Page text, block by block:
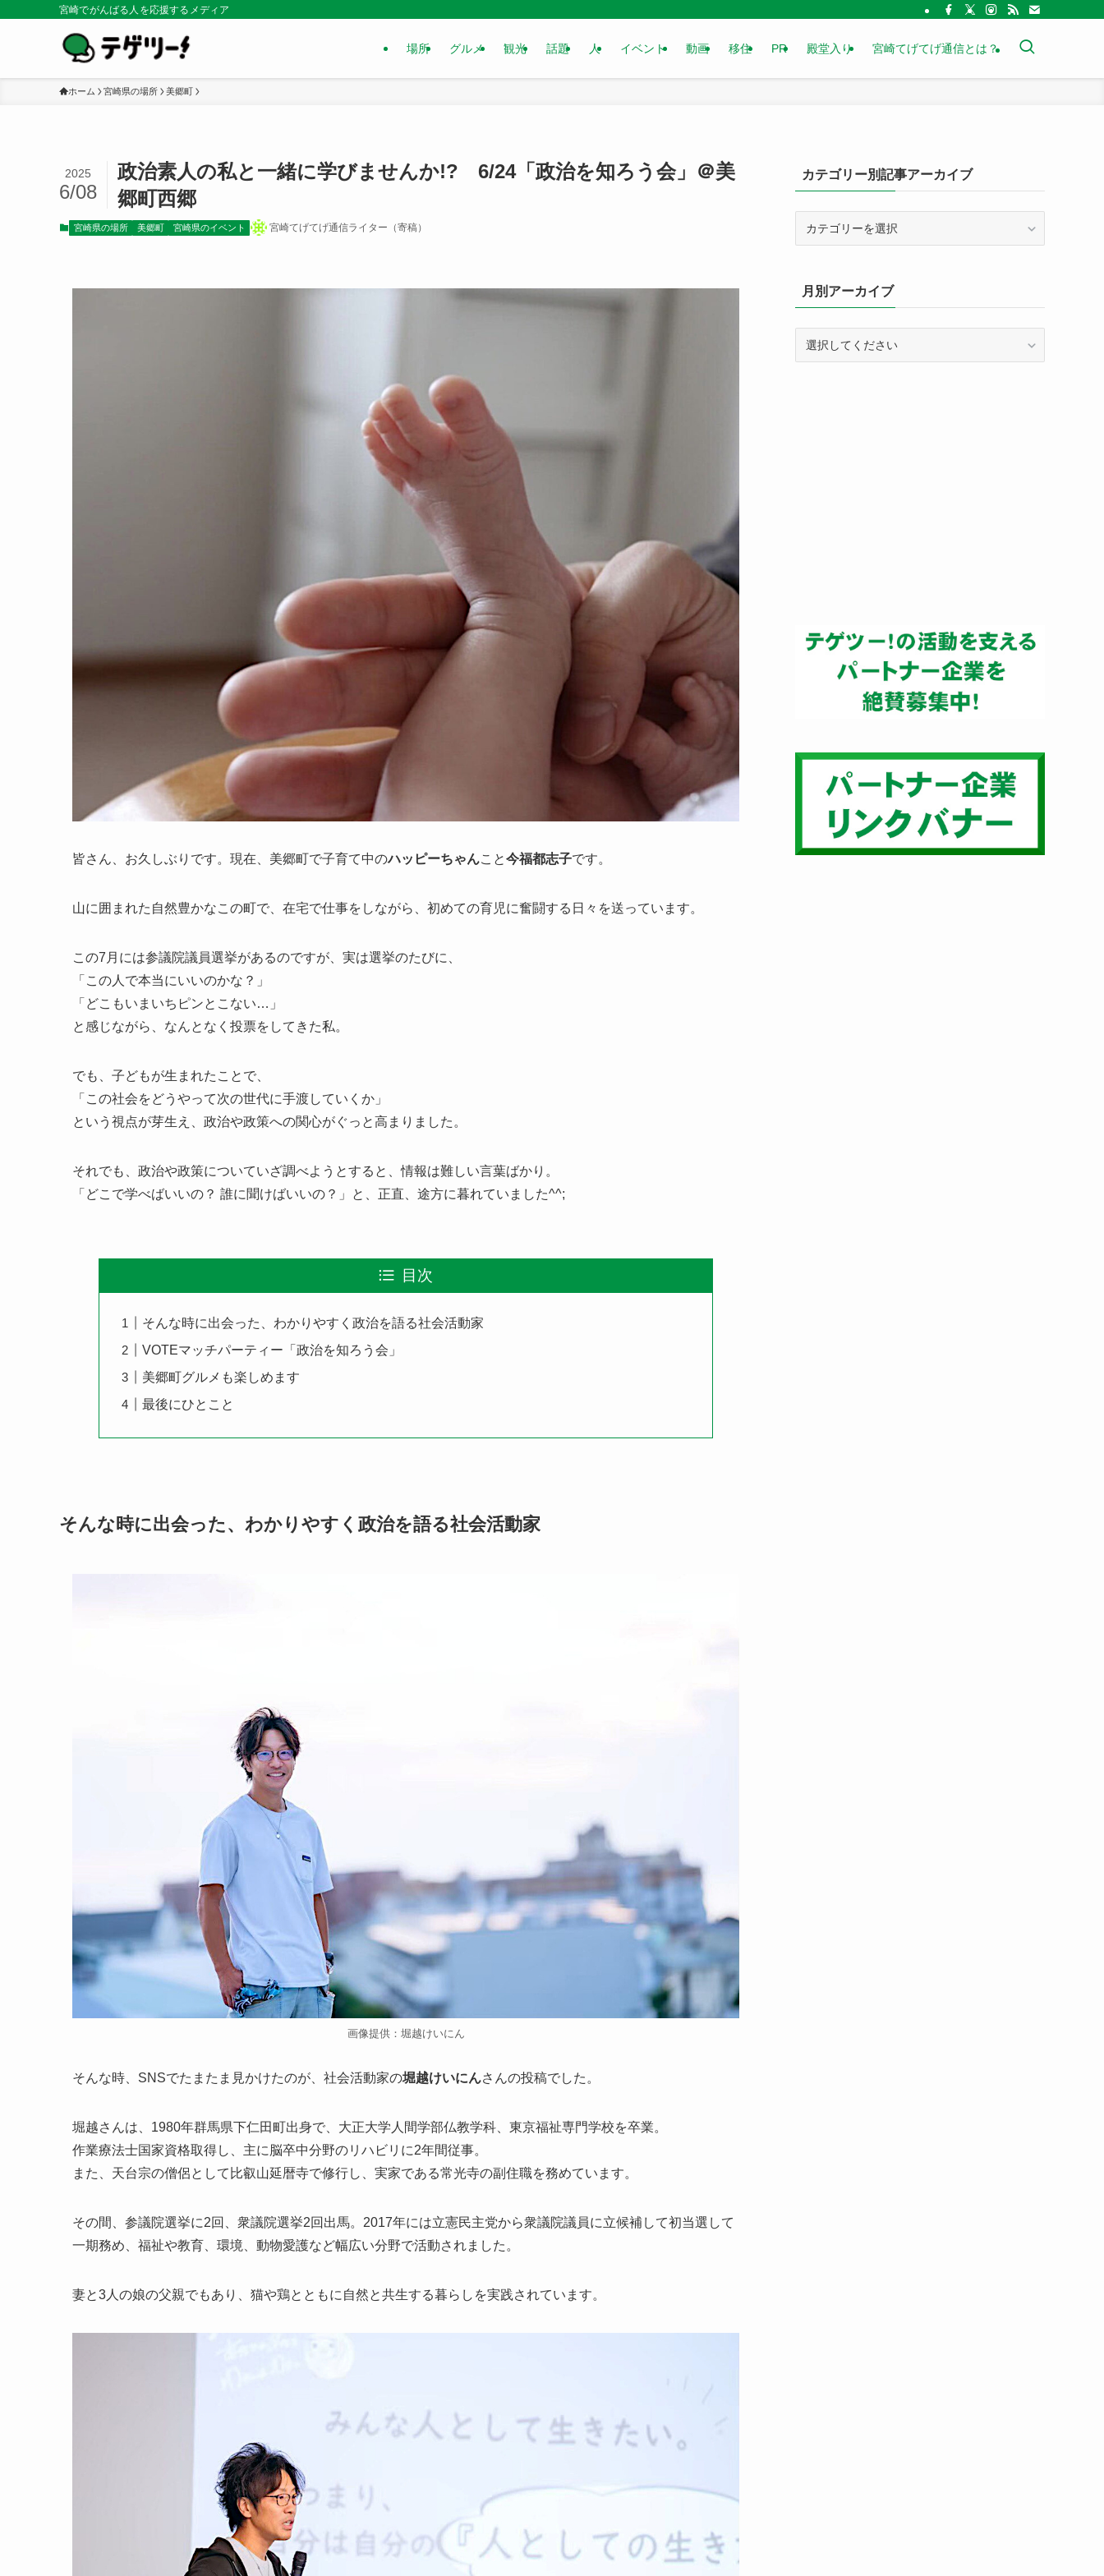
宮崎でがんばる人を応援するメディア
場所 グルメ 観光 話題 人 イベント 動画 移住 PR 殿堂入り 宮崎てげてげ通信とは？
ホーム 宮崎県の場所 美郷町
政治素人の私と一緒に学びませんか!? 6/24「政治を知ろう会」＠美
郷町西郷
2025
6/08
宮崎県の場所 美郷町 宮崎県のイベント 宮崎てげてげ通信ライター（寄稿）
皆さん、お久しぶりです。現在、美郷町で子育て中のハッピーちゃんこと今福都志子です。
山に囲まれた自然豊かなこの町で、在宅で仕事をしながら、初めての育児に奮闘する日々を送っています。
この7月には参議院議員選挙があるのですが、実は選挙のたびに、
「この人で本当にいいのかな？」
「どこもいまいちピンとこない…」
と感じながら、なんとなく投票をしてきた私。
でも、子どもが生まれたことで、
「この社会をどうやって次の世代に手渡していくか」
という視点が芽生え、政治や政策への関心がぐっと高まりました。
それでも、政治や政策についていざ調べようとすると、情報は難しい言葉ばかり。
「どこで学べばいいの？ 誰に聞けばいいの？」と、正直、途方に暮れていました^^;
目次
そんな時に出会った、わかりやすく政治を語る社会活動家
VOTEマッチパーティー「政治を知ろう会」
美郷町グルメも楽しめます
最後にひとこと
そんな時に出会った、わかりやすく政治を語る社会活動家
画像提供：堀越けいにん
そんな時、SNSでたまたま見かけたのが、社会活動家の堀越けいにんさんの投稿でした。
堀越さんは、1980年群馬県下仁田町出身で、大正大学人間学部仏教学科、東京福祉専門学校を卒業。
作業療法士国家資格取得し、主に脳卒中分野のリハビリに2年間従事。
また、天台宗の僧侶として比叡山延暦寺で修行し、実家である常光寺の副住職を務めています。
その間、参議院選挙に2回、衆議院選挙2回出馬。2017年には立憲民主党から衆議院議員に立候補して初当選して
一期務め、福祉や教育、環境、動物愛護など幅広い分野で活動されました。
妻と3人の娘の父親でもあり、猫や鶏とともに自然と共生する暮らしを実践されています。
カテゴリー別記事アーカイブ
ー
別
記
ア
月別アーカイブ